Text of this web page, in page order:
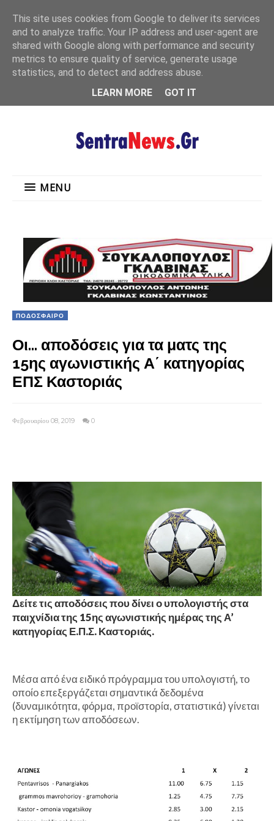
MENU
MENU
ΠΟΔΟΣΦΑΙΡΟ
Οι… αποδόσεις για τα ματς της
15ης αγωνιστικής Α΄ κατηγορίας
ΕΠΣ Καστοριάς
Φεβρουαρίου 08, 2019 0
Δείτε τις αποδόσεις που δίνει ο υπολογιστής στα
παιχνίδια της 15ης αγωνιστικής ημέρας της Α’
κατηγορίας Ε.Π.Σ. Καστοριάς.
Μέσα από ένα ειδικό πρόγραμμα του υπολογιστή, το
οποίο επεξεργάζεται σημαντικά δεδομένα
(δυναμικότητα, φόρμα, προϊστορία, στατιστικά) γίνεται
η εκτίμηση των αποδόσεων.
This site uses cookies from Google to deliver its services
and to analyze traffic. Your IP address and user-agent are
shared with Google along with performance and security
metrics to ensure quality of service, generate usage
statistics, and to detect and address abuse.
LEARN MORE
GOT IT